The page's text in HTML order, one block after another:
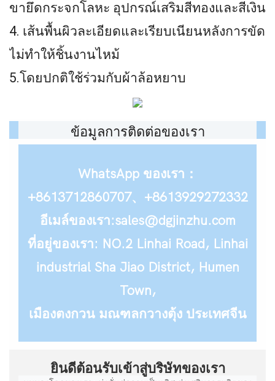
ขายึดกระจกโลหะ อุปกรณ์เสริมสีทองและสีเงิน
4. เส้นพื้นผิวละเอียดและเรียบเนียนหลังการขัด
ไม่ทำให้ชิ้นงานไหม้
5.โดยปกติใช้ร่วมกับผ้าล้อหยาบ
ข้อมูลการติดต่อของเรา
WhatsApp ของเรา：
+8613712860707、+8613929272332
อีเมล์ของเรา:sales@dgjinzhu.com
ที่อยู่ของเรา: NO.2 Linhai Road, Linhai
industrial Sha Jiao District, Humen
Town,
เมืองตงกวน มณฑลกวางตุ้ง ประเทศจีน
ยินดีต้อนรับเข้าสู่บริษัทของเรา